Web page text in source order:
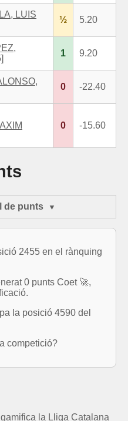
LUIS
½ 5.20
1 9.20
0 -22.40
0 -15.60
de punts
2455 en el rànquing
0 punts Coet 🚀,
la posició 4590 del
competició?
la Lliga Catalana